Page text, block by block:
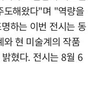
도해왔다"며 "역량을
하는 이번 전시는 동
현 미술계의 작품
혔다. 전시는 8월 6